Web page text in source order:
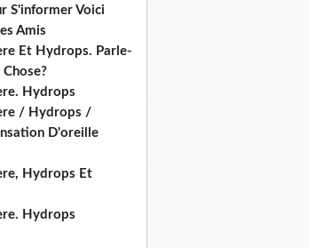
S'informer Voici
Amis
Et Hydrops. Parle-
Hydrops
/ Hydrops /
D'oreille
Hydrops Et
Hydrops